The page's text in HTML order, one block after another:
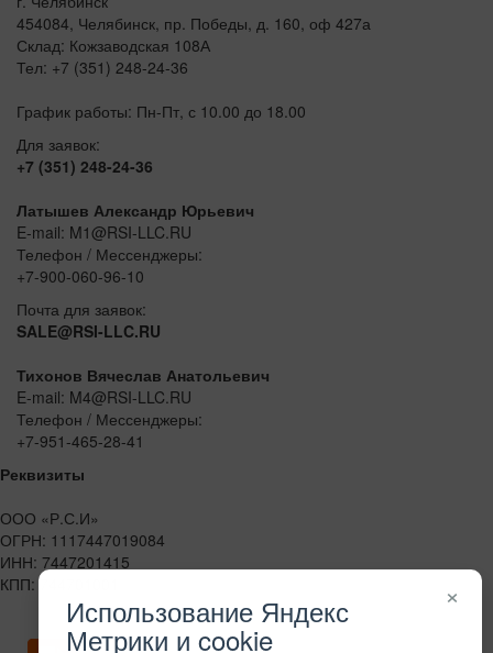
454084, Челябинск, пр. Победы, д. 160, оф 427а
Склад: Кожзаводская 108А
Тел: +7 (351) 248-24-36
График работы: Пн-Пт, с 10.00 до 18.00
Для заявок:
+7 (351) 248-24-36
Латышев Александр Юрьевич
E-mail: M1@RSI-LLC.RU
Телефон / Мессенджеры:
+7-900-060-96-10
Почта для заявок:
SALE@RSI-LLC.RU
Тихонов Вячеслав Анатольевич
E-mail: M4@RSI-LLC.RU
Телефон / Мессенджеры:
+7-951-465-28-41
Реквизиты
ООО «Р.С.И»
ОГРН: 1117447019084
ИНН: 7447201415
КПП: 744701001
×
Использование Яндекс
Метрики и cookie